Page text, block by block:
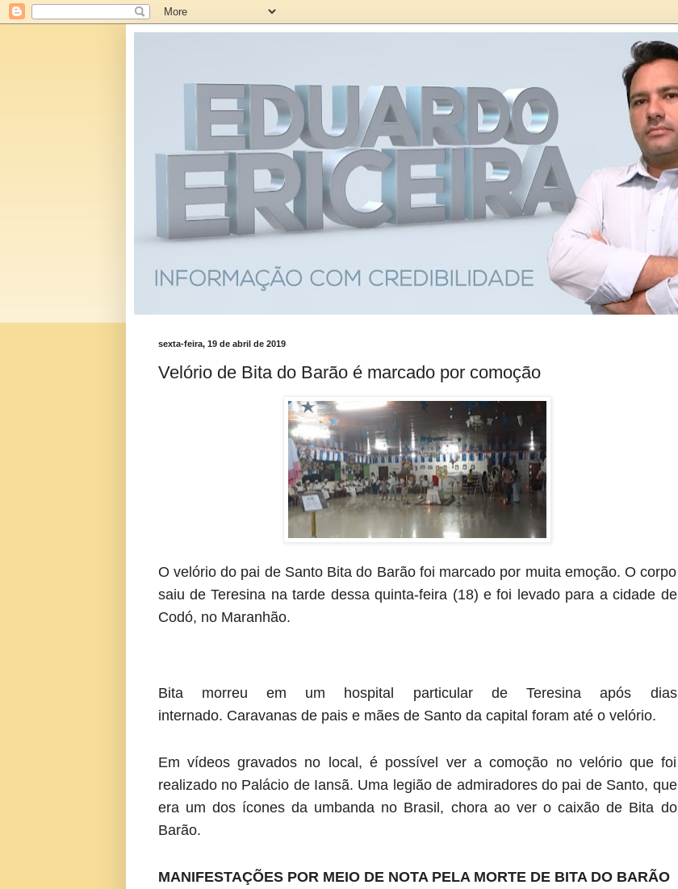
sexta-feira, 19 de abril de 2019
Velório de Bita do Barão é marcado por comoção
O velório do pai de Santo Bita do Barão foi marcado por muita emoção. O corpo
saiu de Teresina na tarde dessa quinta-feira (18) e foi levado para a cidade de
Codó, no Maranhão.
Bita morreu em um hospital particular de Teresina após dias
internado. Caravanas de pais e mães de Santo da capital foram até o velório.
Em vídeos gravados no local, é possível ver a comoção no velório que foi
realizado no Palácio de Iansã. Uma legião de admiradores do pai de Santo, que
era um dos ícones da umbanda no Brasil, chora ao ver o caixão de Bita do
Barão.
MANIFESTAÇÕES POR MEIO DE NOTA PELA MORTE DE BITA DO BARÃO